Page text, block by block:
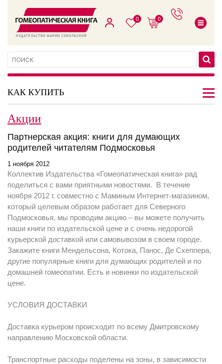
0 0
КАК КУПИТЬ
Акции
Партнерская акция: книги для думающих
родителей читателям Подмосковья
1 ноября 2012
Коллектив Издательства «Гомеопатическая книга» рад
поделиться с вами приятными новостями. В течение
ноября 2012 г. совместно с Маминым Интернет-магазином,
который целевым образом работает для Северного
Подмосковья, мы проводим акцию – вы можете получить
наши книги по издательской цене и с очень недорогой
курьерской доставкой или самовывозом в своем городе.
Закажите книги Мендельсона, Котока, Панос, Де Схеппера,
другие популярные книги для думающих родителей и по
домашней гомеопатии. Есть и новинки по издательской
цене.
УСЛОВИЯ ДОСТАВКИ
Доставка курьером происходит по всему Дмитровскому
направлению Московской области.
Транспортные расходы поделены на зоны, в зависимости